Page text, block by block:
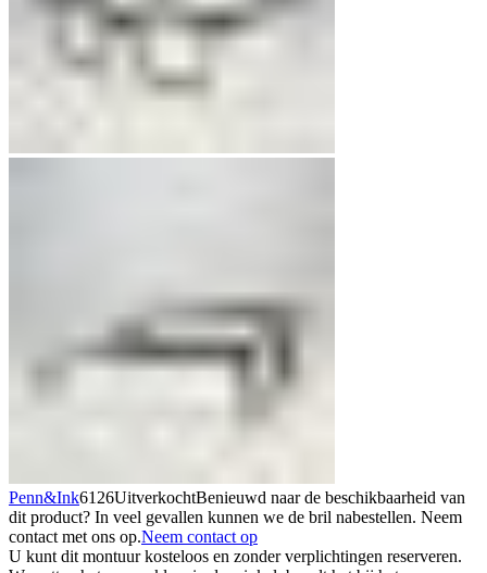
Penn&Ink6126UitverkochtBenieuwd naar de beschikbaarheid van
dit product? In veel gevallen kunnen we de bril nabestellen. Neem
contact met ons op.Neem contact op
U kunt dit montuur kosteloos en zonder verplichtingen reserveren.